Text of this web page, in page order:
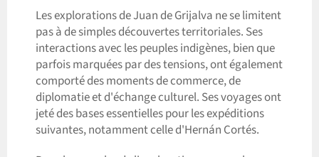
Les explorations de Juan de Grijalva ne se limitent
pas à de simples découvertes territoriales. Ses
interactions avec les peuples indigènes, bien que
parfois marquées par des tensions, ont également
comporté des moments de commerce, de
diplomatie et d'échange culturel. Ses voyages ont
jeté des bases essentielles pour les expéditions
suivantes, notamment celle d'Hernán Cortés.